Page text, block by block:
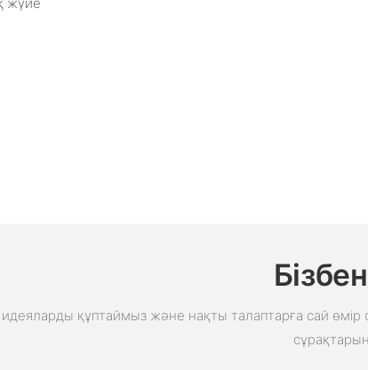
құптаймыз және нақты талаптарға сай